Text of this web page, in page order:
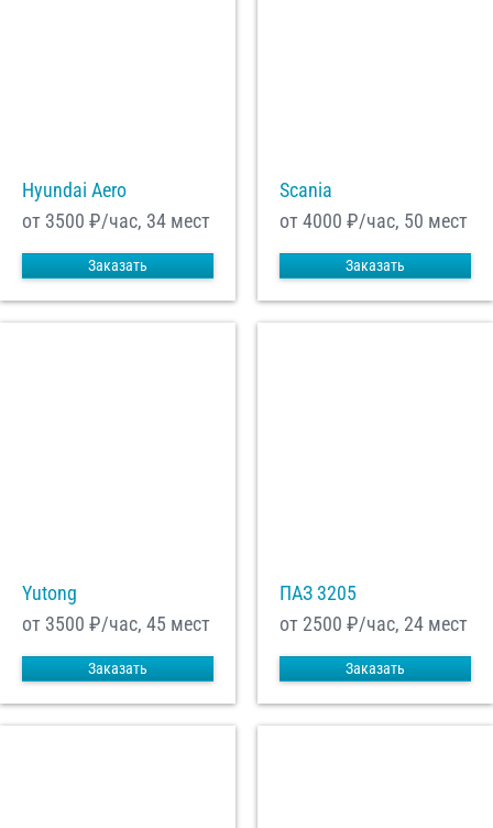
Hyundai Aero
от 3500 ₽/час, 34 мест
Заказать
Scania
от 4000 ₽/час, 50 мест
Заказать
Yutong
от 3500 ₽/час, 45 мест
Заказать
ПАЗ 3205
от 2500 ₽/час, 24 мест
Заказать